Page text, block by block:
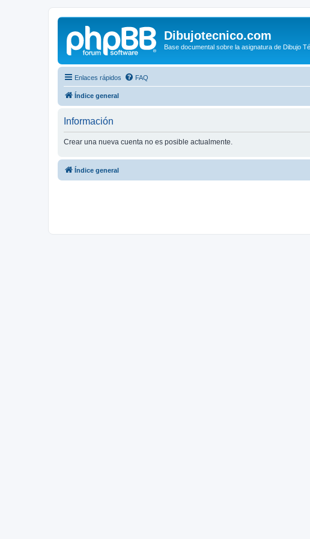
Dibujotecnico.com
Base documental sobre la asignatura de Dibujo
Enlaces rápidos FAQ
Índice general
Información
Crear una nueva cuenta no es posible actualmente.
Índice general